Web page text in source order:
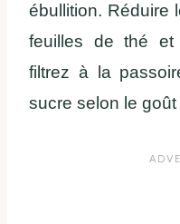
ébullition. Réduire
feuilles de thé et
filtrez à la
sucre selon le